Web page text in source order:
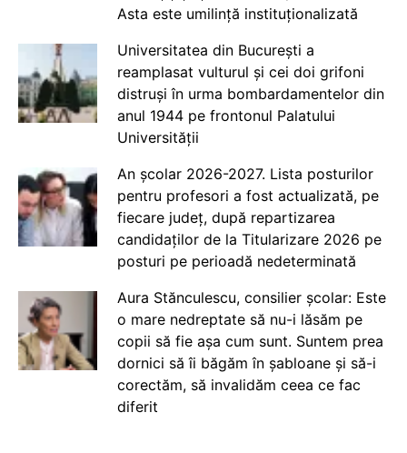
Asta este umilință instituționalizată
Universitatea din București a
reamplasat vulturul și cei doi grifoni
distruși în urma bombardamentelor din
anul 1944 pe frontonul Palatului
Universității
An școlar 2026-2027. Lista posturilor
pentru profesori a fost actualizată, pe
fiecare județ, după repartizarea
candidaților de la Titularizare 2026 pe
posturi pe perioadă nedeterminată
Aura Stănculescu, consilier școlar: Este
o mare nedreptate să nu-i lăsăm pe
copii să fie așa cum sunt. Suntem prea
dornici să îi băgăm în șabloane și să-i
corectăm, să invalidăm ceea ce fac
diferit